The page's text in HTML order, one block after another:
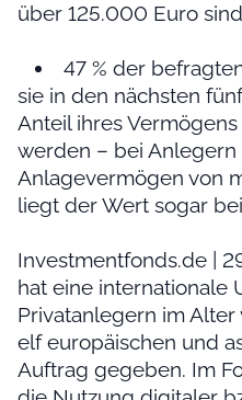
über 125.000 Euro
47 % der
sie in den nächsten
Anteil ihres
werden – bei Anlegern
Anlagevermögen von
liegt der Wert sogar
Investmentfonds.de |
hat eine internationale
Privatanlegern im Alter
elf europäischen und
Auftrag gegeben. Im